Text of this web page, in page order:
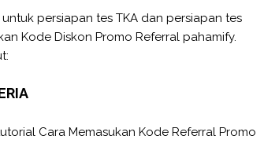
persiapan tes TKA dan persiapan tes
Kode Diskon Promo Referral pahamify.
Cara Memasukan Kode Referral Promo